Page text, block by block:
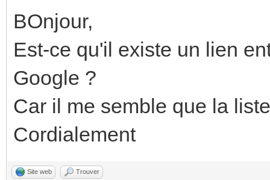
BOnjour,
Est-ce qu'il existe un lien
Google ?
Car il me semble que la
Cordialement
Site web Trouver